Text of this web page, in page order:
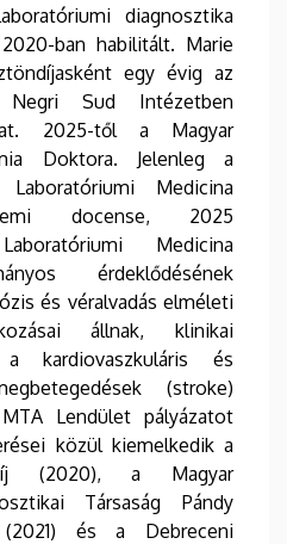
diagnosztika
ban habilitált. Marie
egy évig az
Negri Sud Intézetben
2025-től a Magyar
Doktora. Jelenleg a
Medicina
docense, 2025
Medicina
érdeklődésének
és véralvadás elméleti
állnak, klinikai
kardiovaszkuláris és
(stroke)
Lendület pályázatot
közül kiemelkedik a
Díj (2020), a Magyar
Társaság Pándy
(2021) és a Debreceni